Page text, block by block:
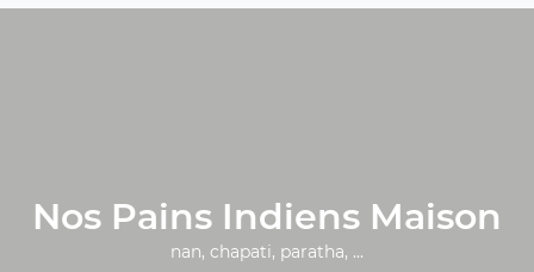
Nos Pains Indiens Maison
nan, chapati, paratha, ...